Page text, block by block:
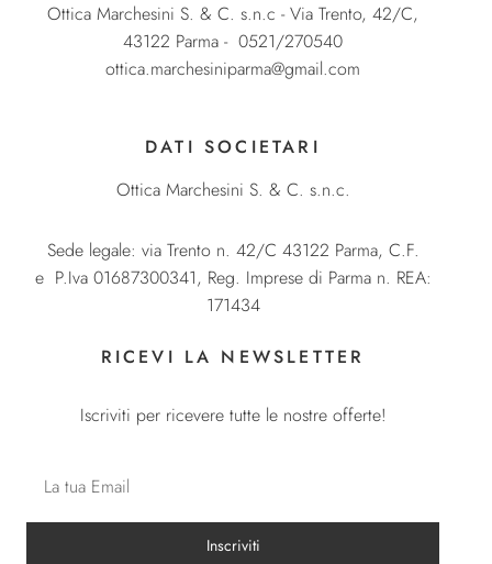
Ottica Marchesini S. & C. s.n.c - Via Trento, 42/C,
43122 Parma - 0521/270540
ottica.marchesiniparma@gmail.com
DATI SOCIETARI
Ottica Marchesini S. & C. s.n.c.
Sede legale: via Trento n. 42/C 43122 Parma, C.F.
e P.Iva 01687300341, Reg. Imprese di Parma n. REA:
171434
RICEVI LA NEWSLETTER
Iscriviti per ricevere tutte le nostre offerte!